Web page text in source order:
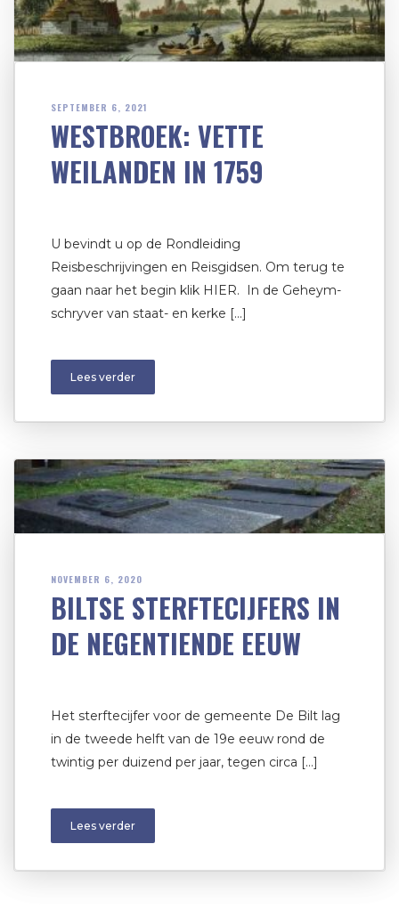
SEPTEMBER 6, 2021
WESTBROEK: VETTE
WEILANDEN IN 1759
U bevindt u op de Rondleiding
Reisbeschrijvingen en Reisgidsen. Om terug te
gaan naar het begin klik HIER. In de Geheym-
schryver van staat- en kerke […]
Lees verder
NOVEMBER 6, 2020
BILTSE STERFTECIJFERS IN
DE NEGENTIENDE EEUW
Het sterftecijfer voor de gemeente De Bilt lag
in de tweede helft van de 19e eeuw rond de
twintig per duizend per jaar, tegen circa […]
Lees verder